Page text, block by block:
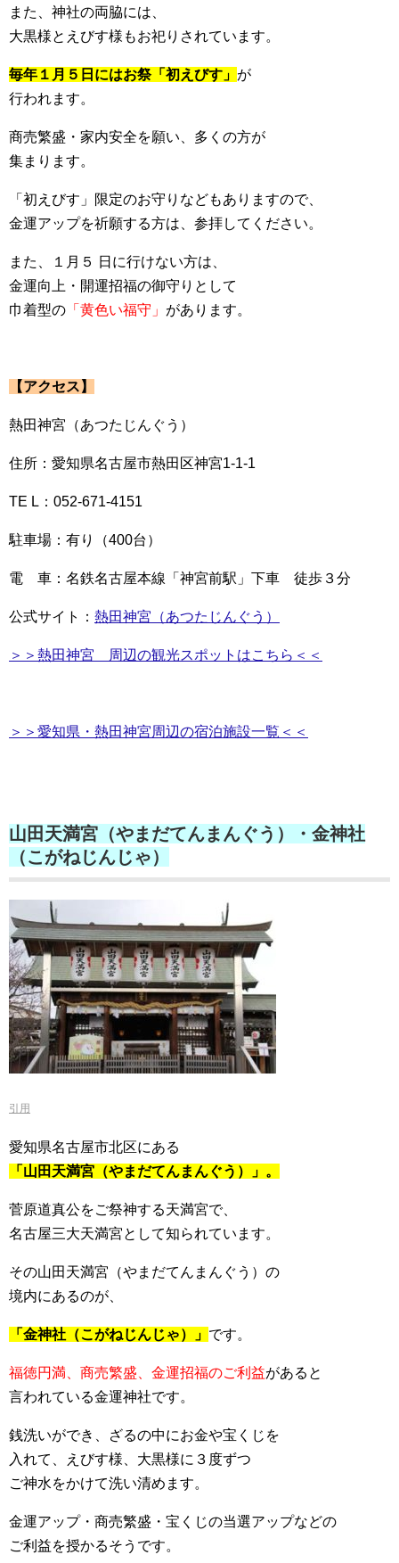
また、神社の両脇には、
大黒様とえびす様もお祀りされています。
毎年１月５日にはお祭「初えびす」 が
行われます。
商売繁盛・家内安全を願い、多くの方が
集まります。
「初えびす」限定のお守りなどもありますので、
金運アップを祈願する方は、参拝してください。
また、１月５ 日に行けない方は、
金運向上・開運招福の御守りとして
巾着型の 「黄色い福守」 があります。
【アクセス】
熱田神宮（あつたじんぐう）
住所：愛知県名古屋市熱田区神宮1-1-1
TE L：052-671-4151
駐車場：有り（400台）
電 車：名鉄名古屋本線「神宮前駅」下車 徒歩３分
公式サイト： 熱田神宮（あつたじんぐう）
＞＞熱田神宮 周辺の観光スポットはこちら＜＜
＞＞愛知県・熱田神宮周辺の宿泊施設一覧＜＜
山田天満宮（やまだてんまんぐう）・金神社
（こがねじんじゃ）
引用
愛知県名古屋市北区にある
「山田天満宮（やまだてんまんぐう）」。
菅原道真公をご祭神する天満宮で、
名古屋三大天満宮として知られています。
その山田天満宮（やまだてんまんぐう）の
境内にあるのが、
「金神社（こがねじんじゃ）」 です。
福徳円満、商売繁盛、金運招福のご利益があると
言われている金運神社です。
銭洗いができ、ざるの中にお金や宝くじを
入れて、えびす様、大黒様に３度ずつ
ご神水をかけて洗い清めます。
金運アップ・商売繁盛・宝くじの当選アップなどの
ご利益を授かるそうです。